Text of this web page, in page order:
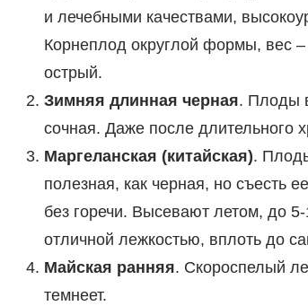
и лечебными качествами,
Корнеплод округлой формы, вес –
острый.
Зимняя длинная черная. Плоды
сочная. Даже после длительного
Маргеланская (китайская).
полезная, как черная, но съесть
без горечи. Высевают летом, до
отличной лежкостью, вплоть до
Майская ранняя. Скороспелый
темнеет.